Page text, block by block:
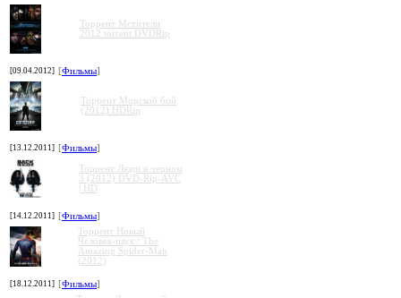
Торрент Мстители
2012 torrent DVDRip
[09.04.2012] [Фильмы]
Торрент Морской бой
(2012) HDRip
[13.12.2011] [Фильмы]
Торрент Люди в черном
3 (2012) DVD-Rip-AVC
| HD
[14.12.2011] [Фильмы]
Торрент Новый
Человек-паук / The
Amazing Spider-Man
(2012)
[18.12.2011] [Фильмы]